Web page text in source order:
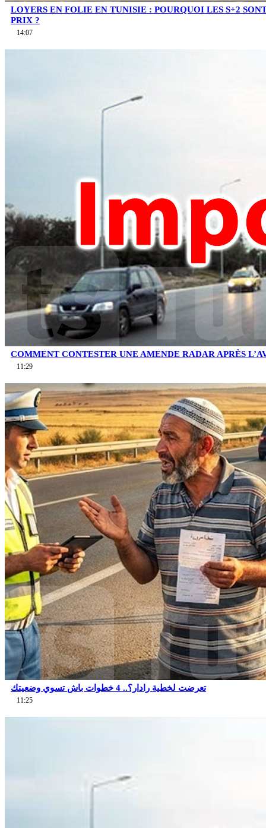
LOYERS EN FOLIE EN TUNISIE : POURQUOI LES S+2
PRIX ?
14:07
COMMENT CONTESTER UNE AMENDE RADAR APRÈS
11:29
تعرضت لخطية رادار؟.. 4 خطوات باش تسوي وضعيتك
11:25